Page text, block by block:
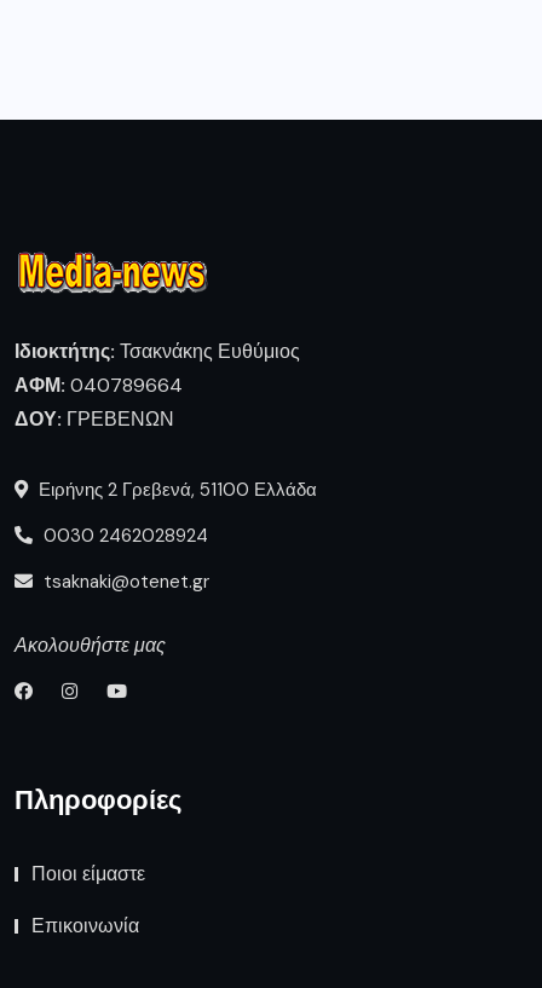
Ιδιοκτήτης: Τσακνάκης Ευθύμιος
ΑΦΜ: 040789664
ΔΟΥ: ΓΡΕΒΕΝΩΝ
Ειρήνης 2 Γρεβενά, 51100 Ελλάδα
0030 2462028924
tsaknaki@otenet.gr
Ακολουθήστε μας
Πληροφορίες
Ποιοι είμαστε
Επικοινωνία